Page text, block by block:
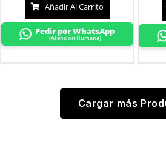
Añadir Al Carrito
Pedir por WhatsApp
(Atención Humana)
Cargar más